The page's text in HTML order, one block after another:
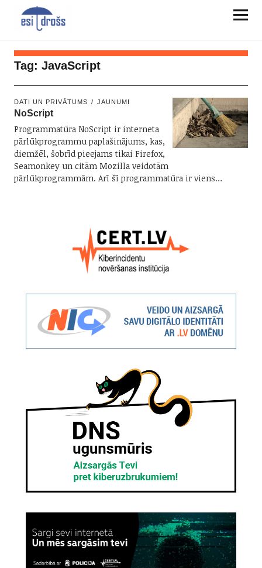
Tag: JavaScript
DATI UN PRIVĀTUMS JAUNUMI
NoScript
Programmatūra NoScript ir interneta
pārlūkprogrammu paplašinājums, kas,
diemžēl, šobrīd pieejams tikai Firefox,
Seamonkey un citām Mozilla veidotām
pārlūkprogrammām. Arī šī programmatūra ir viens…